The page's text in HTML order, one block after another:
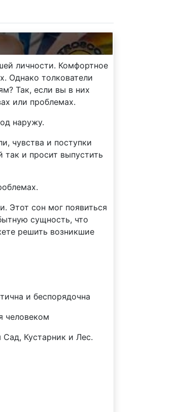
личности. Комфортное
Однако толкователи
Так, если вы в них
или проблемах.
наружу.
чувства и поступки
и просит выпустить
Этот сон мог появиться
сущность, что
решить возникшие
и беспорядочна
человеком
Кустарник и Лес.